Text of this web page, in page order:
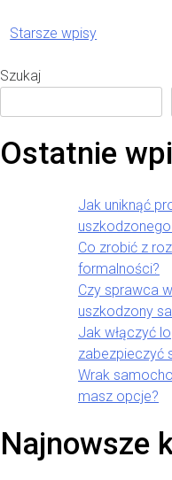
Nawigacja
po wpisach
Starsze wpisy
Szukaj
Ostatnie
Jak uniknąć
Co zrobić z
formalności?
Czy sprawca
uszkodzony
Jak włączyć
zabezpieczyć
Wrak
masz opcje?
Najnowsze